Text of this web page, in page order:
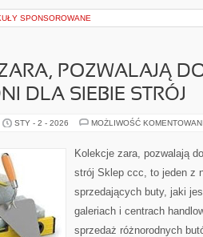
SPONSOROWANE
POZWALAJĄ
DLA SIEBIE STRÓJ
STY - 2 - 2026 MOŻLIWOŚĆ
Kolekcje zara, pozwalają
strój Sklep ccc, to jeden z
sprzedających buty, jaki
galeriach i centrach
sprzedaż różnorodnych